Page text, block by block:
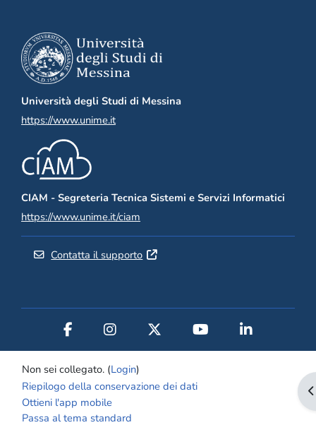
Università degli Studi di Messina
https://www.unime.it
CIAM - Segreteria Tecnica Sistemi e Servizi Informatici
https://www.unime.it/ciam
Contatta il supporto
Non sei collegato. (Login)
Riepilogo della conservazione dei dati
Ottieni l'app mobile
Passa al tema standard